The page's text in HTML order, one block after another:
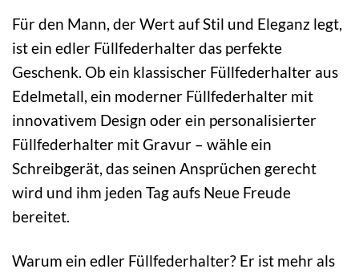
Für den Mann, der Wert auf Stil und Eleganz legt,
ist ein edler Füllfederhalter das perfekte
Geschenk. Ob ein klassischer Füllfederhalter aus
Edelmetall, ein moderner Füllfederhalter mit
innovativem Design oder ein personalisierter
Füllfederhalter mit Gravur – wähle ein
Schreibgerät, das seinen Ansprüchen gerecht
wird und ihm jeden Tag aufs Neue Freude
bereitet.
Warum ein edler Füllfederhalter? Er ist mehr als